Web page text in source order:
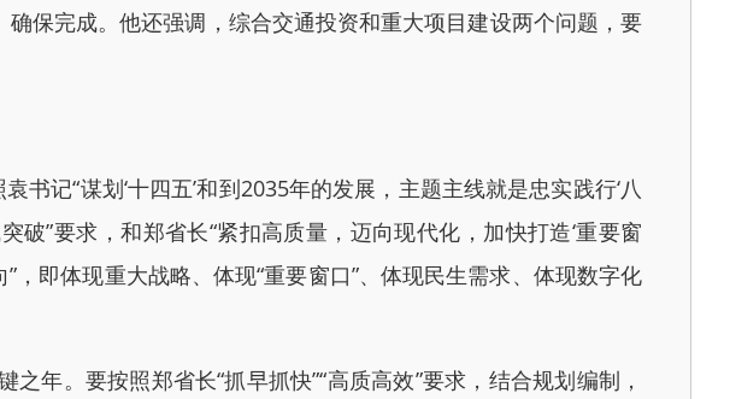
保完成。他还强调，综合交通投资和重大项目建设两个问题，要
“谋划‘十四五’和到2035年的发展，主题主线就是忠实践行‘八
破”要求，和郑省长“紧扣高质量，迈向现代化，加快打造‘重要窗
，即体现重大战略、体现“重要窗口”、体现民生需求、体现数字化
。要按照郑省长“抓早抓快”“高质高效”要求，结合规划编制，